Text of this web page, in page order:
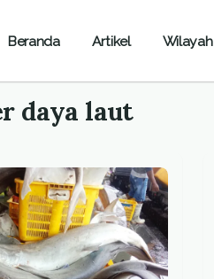
Beranda Artikel Wilayah
daya laut